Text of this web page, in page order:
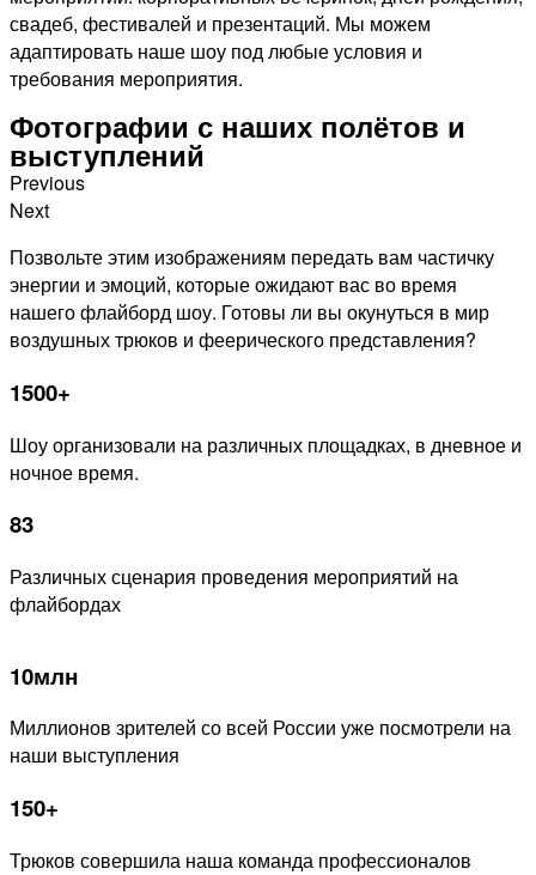
свадеб, фестивалей и презентаций. Мы можем
адаптировать наше шоу под любые условия и
требования мероприятия.
Фотографии с наших полётов и
выступлений
Previous
Next
Позвольте этим изображениям передать вам частичку
энергии и эмоций, которые ожидают вас во время
нашего флайборд шоу. Готовы ли вы окунуться в мир
воздушных трюков и феерического представления?
1500+
Шоу организовали на различных площадках, в дневное и
ночное время.
83
Различных сценария проведения мероприятий на
флайбордах
10млн
Миллионов зрителей со всей России уже посмотрели на
наши выступления
150+
Трюков совершила наша команда профессионалов